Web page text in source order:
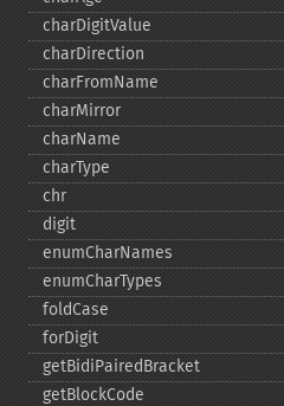
charDigitValue
charDirection
charFromName
charMirror
charName
charType
chr
digit
enumCharNames
enumCharTypes
foldCase
forDigit
getBidiPairedBracket
getBlockCode